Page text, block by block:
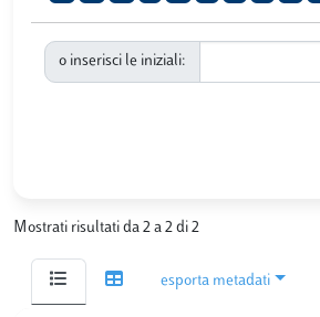
o inserisci le iniziali:
Mostrati risultati da 2 a 2 di 2
esporta metadati